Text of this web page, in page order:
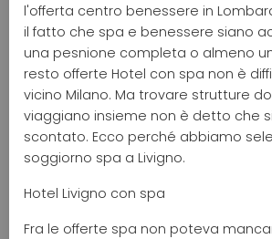
l'offerta centro benessere in
il fatto che spa e benessere siano
una pesnione completa o almeno
resto offerte Hotel con spa non è
vicino Milano. Ma trovare strutture
viaggiano insieme non è detto che
scontato. Ecco perché abbiamo
soggiorno spa a Livigno.
Hotel Livigno con spa
Fra le offerte spa non poteva